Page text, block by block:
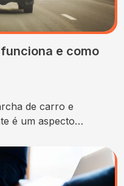
e como
de carro e
é um aspecto
ou já
esse tópico para
Nesse artigo,